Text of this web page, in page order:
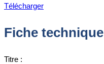
Télécharger
Fiche technique
Titre :